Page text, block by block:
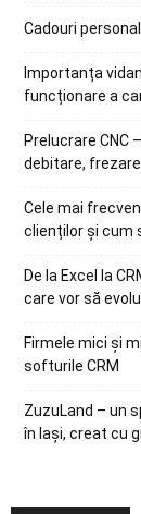
Cadouri
Importanța
funcționare a
Prelucrare CNC
debitare,
Cele mai
clienților și cum
De la Excel la
care vor să
Firmele mici și
softurile CRM
ZuzuLand – un
în Iași, creat cu